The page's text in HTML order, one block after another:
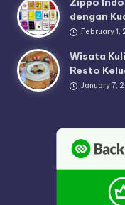
dengan
February 1,
Wisata
Resto
January 7,